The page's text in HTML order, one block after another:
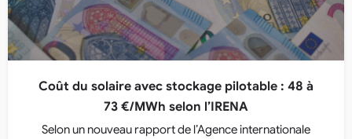
Coût du solaire avec stockage pilotable : 48 à
73 €/MWh selon l’IRENA
Selon un nouveau rapport de l’Agence internationale